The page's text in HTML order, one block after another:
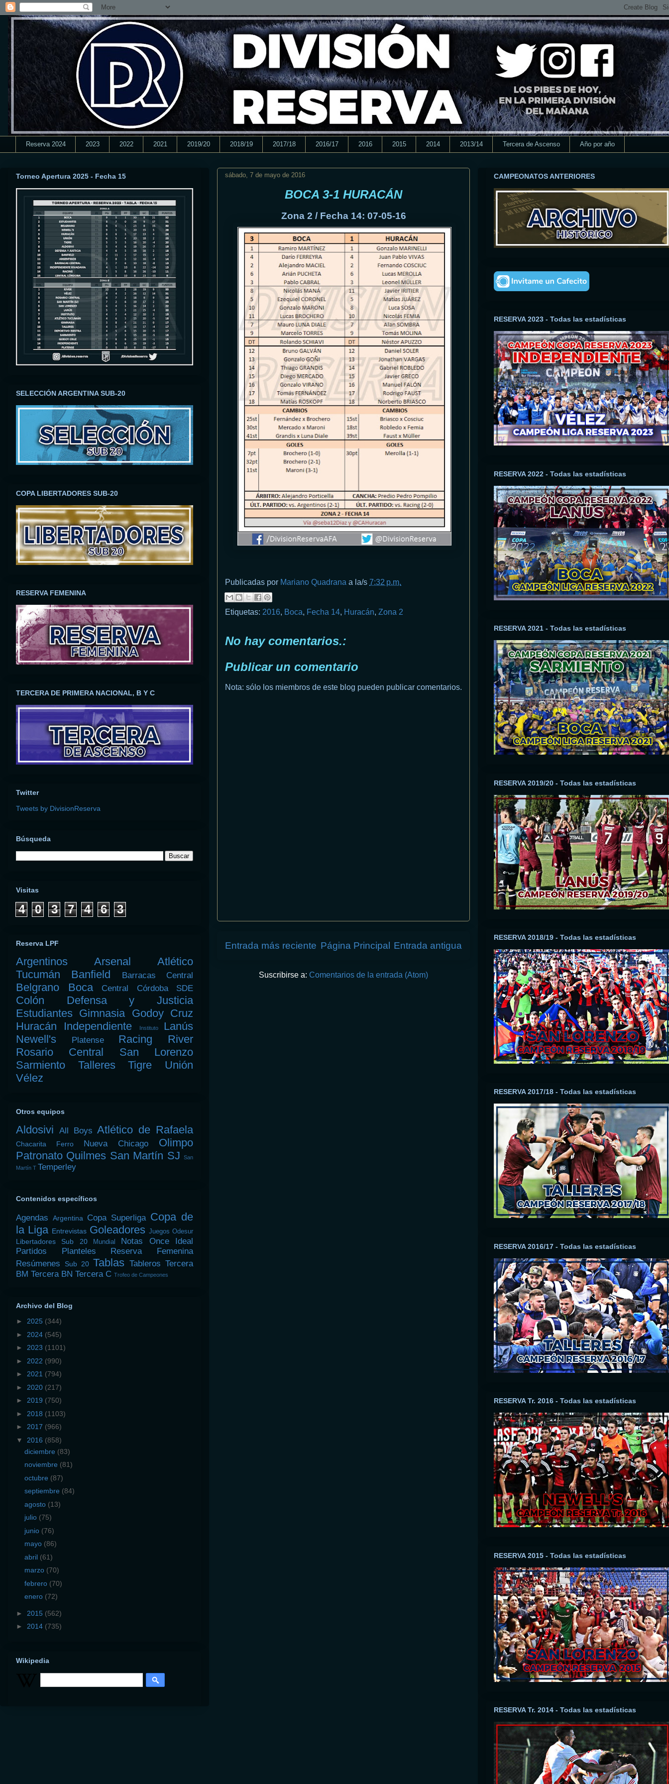
Reserva 2024 2023 2022 2021 2019/20 2018/19 2017/18 2016/17 2016 2015 2014 2013/14 Tercera de Ascenso Año por año
sábado, 7 de mayo de 2016
BOCA 3-1 HURACÁN
Zona 2 / Fecha 14: 07-05-16
Publicadas por Mariano Quadrana a la/s 7:32 p.m.
Etiquetas: 2016, Boca, Fecha 14, Huracán, Zona 2
No hay comentarios.:
Publicar un comentario
Nota: sólo los miembros de este blog pueden publicar comentarios.
Entrada más reciente Entrada antigua
Página Principal
Suscribirse a: Comentarios de la entrada (Atom)
Torneo Apertura 2025 - Fecha 15
SELECCIÓN ARGENTINA SUB-20
COPA LIBERTADORES SUB-20
RESERVA FEMENINA
TERCERA DE PRIMERA NACIONAL, B Y C
Twitter
Tweets by DivisionReserva
Búsqueda
Visitas
4 0 3 7 4 6 3
Reserva LPF
Argentinos Arsenal
Atlético
Tucumán
Banfield Barracas Central
Belgrano Boca Central Córdoba SDE
Colón
Defensa y Justicia
Estudiantes Gimnasia Godoy Cruz
Huracán
Independiente Instituto
Lanús
Newell's
Platense Racing
River
Rosario Central
San Lorenzo
Sarmiento
Talleres Tigre
Unión
Vélez
Otros equipos
Aldosivi All Boys Atlético de Rafaela
Chacarita Ferro Nueva Chicago
Olimpo
Patronato Quilmes San Martín SJ
San
Martín T Temperley
Contenidos específicos
Agendas Argentina Copa Superliga Copa de
la Liga Entrevistas Goleadores Juegos Odesur
Libertadores Sub 20 Mundial Notas
Once Ideal
Partidos
Planteles
Reserva Femenina
Resúmenes
Sub 20 Tablas Tableros Tercera
BM Tercera BN Tercera C Trofeo de Campeones
Archivo del Blog
► 2025 (344)
► 2024 (545)
► 2023 (1101)
► 2022 (990)
► 2021 (794)
► 2020 (217)
► 2019 (750)
► 2018 (1103)
► 2017 (966)
▼ 2016 (858)
diciembre (83)
noviembre (81)
octubre (87)
septiembre (84)
agosto (13)
julio (75)
junio (76)
mayo (86)
abril (61)
marzo (70)
febrero (70)
enero (72)
► 2015 (562)
► 2014 (735)
Wikipedia
CAMPEONATOS ANTERIORES
RESERVA 2023 - Todas las estadísticas
RESERVA 2022 - Todas las estadísticas
RESERVA 2021 - Todas las estadísticas
RESERVA 2019/20 - Todas las estadísticas
RESERVA 2018/19 - Todas las estadísticas
RESERVA 2017/18 - Todas las estadísticas
RESERVA 2016/17 - Todas las estadísticas
RESERVA Tr. 2016 - Todas las estadísticas
RESERVA 2015 - Todas las estadísticas
RESERVA Tr. 2014 - Todas las estadísticas